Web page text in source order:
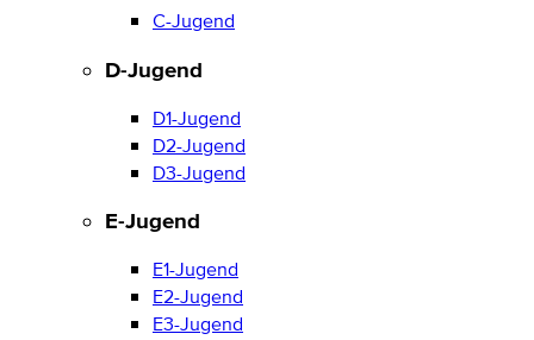
C-Jugend
D-Jugend
D1-Jugend
D2-Jugend
D3-Jugend
E-Jugend
E1-Jugend
E2-Jugend
E3-Jugend